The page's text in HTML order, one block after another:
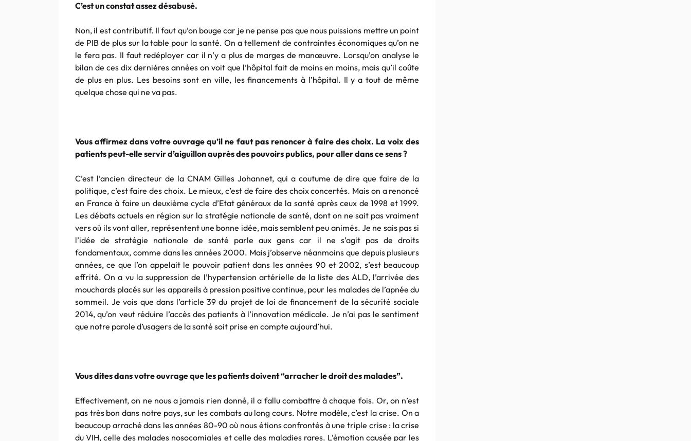
C’est un constat assez désabusé.
Non, il est contributif. Il faut qu’on bouge car je ne pense pas que nous puissions mettre un point
de PIB de plus sur la table pour la santé. On a tellement de contraintes économiques qu’on ne
le fera pas. Il faut redéployer car il n’y a plus de marges de manœuvre. Lorsqu’on analyse le
bilan de ces dix dernières années on voit que l’hôpital fait de moins en moins, mais qu’il coûte
de plus en plus. Les besoins sont en ville, les financements à l’hôpital. Il y a tout de même
quelque chose qui ne va pas.
Vous affirmez dans votre ouvrage qu’il ne faut pas renoncer à faire des choix. La voix des
patients peut-elle servir d’aiguillon auprès des pouvoirs publics, pour aller dans ce sens ?
C’est l’ancien directeur de la CNAM Gilles Johannet, qui a coutume de dire que faire de la
politique, c’est faire des choix. Le mieux, c’est de faire des choix concertés. Mais on a renoncé
en France à faire un deuxième cycle d’Etat généraux de la santé après ceux de 1998 et 1999.
Les débats actuels en région sur la stratégie nationale de santé, dont on ne sait pas vraiment
vers où ils vont aller, représentent une bonne idée, mais semblent peu animés. Je ne sais pas si
l’idée de stratégie nationale de santé parle aux gens car il ne s’agit pas de droits
fondamentaux, comme dans les années 2000. Mais j’observe néanmoins que depuis plusieurs
années, ce que l’on appelait le pouvoir patient dans les années 90 et 2002, s’est beaucoup
effrité. On a vu la suppression de l’hypertension artérielle de la liste des ALD, l’arrivée des
mouchards placés sur les appareils à pression positive continue, pour les malades de l’apnée du
sommeil. Je vois que dans l’article 39 du projet de loi de financement de la sécurité sociale
2014, qu’on veut réduire l’accès des patients à l’innovation médicale. Je n’ai pas le sentiment
que notre parole d’usagers de la santé soit prise en compte aujourd’hui.
Vous dites dans votre ouvrage que les patients doivent “arracher le droit des malades”.
Effectivement, on ne nous a jamais rien donné, il a fallu combattre à chaque fois. Or, on n’est
pas très bon dans notre pays, sur les combats au long cours. Notre modèle, c’est la crise. On a
beaucoup arraché dans les années 80-90 où nous étions confrontés à une triple crise : la crise
du VIH, celle des malades nosocomiales et celle des maladies rares. L’émotion causée par les